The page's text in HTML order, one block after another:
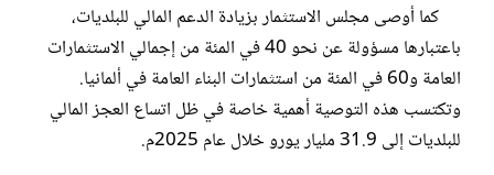
كما أوصى مجلس الاستثمار بزيادة الدعم المالي للبلديات،
باعتبارها مسؤولة عن نحو 40 في المئة من إجمالي الاستثمارات
العامة و60 في المئة من استثمارات البناء العامة في ألمانيا.
وتكتسب هذه التوصية أهمية خاصة في ظل اتساع العجز المالي
للبلديات إلى 31.9 مليار يورو خلال عام 2025م.